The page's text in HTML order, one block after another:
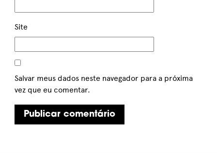
Site
Salvar meus dados neste navegador para a próxima
vez que eu comentar.